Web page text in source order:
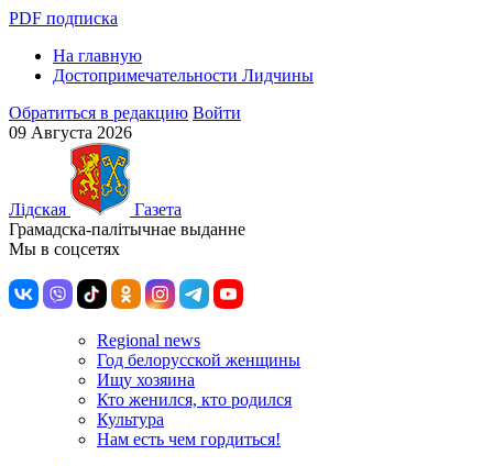
PDF подписка
На главную
Достопримечательности Лидчины
Обратиться в редакцию Войти
09 Августа 2026
Лiдская
Газета
Грамадска-палiтычнае выданне
Мы в соцсетях
Regional news
Год белорусской женщины
Ищу хозяина
Кто женился, кто родился
Культура
Нам есть чем гордиться!